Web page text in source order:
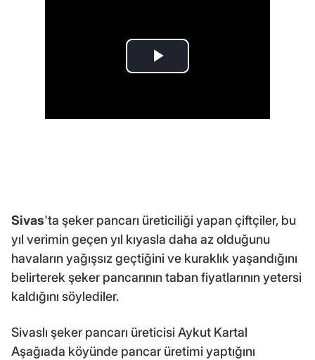
Sivas'ta şeker pancarı üreticiliği yapan çiftçiler, bu
yıl verimin geçen yıl kıyasla daha az olduğunu
havaların yağışsız geçtiğini ve kuraklık yaşandığını
belirterek şeker pancarının taban fiyatlarının yetersi
kaldığını söylediler.
Sivaslı şeker pancarı üreticisi Aykut Kartal
Aşağıada köyünde pancar üretimi yaptığını